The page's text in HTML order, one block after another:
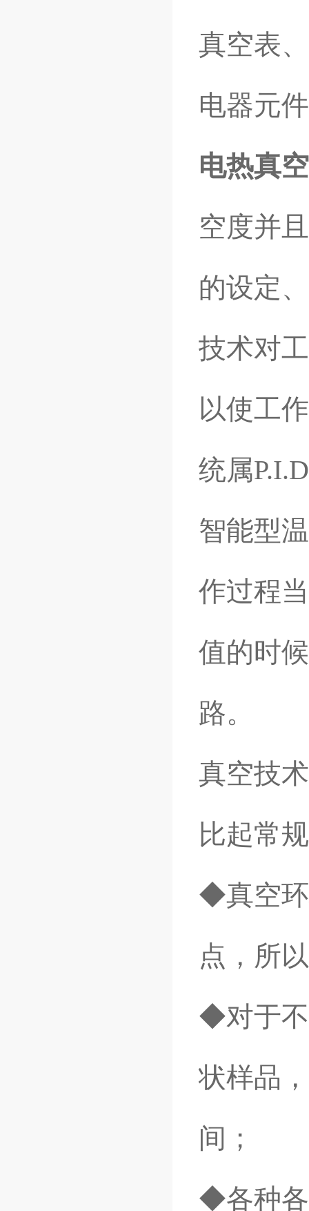
真空表
电器元
电热真
空度并
的设定
技术对
以使工
统属
智能型
作过程
值的时
路。
真空技
比起常
◆真空环
点，所
◆对于不
状样品
间；
◆各种各